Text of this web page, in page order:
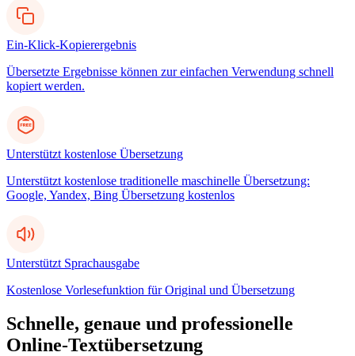
Ein-Klick-Kopierergebnis
Übersetzte Ergebnisse können zur einfachen Verwendung schnell
kopiert werden.
Unterstützt kostenlose Übersetzung
Unterstützt kostenlose traditionelle maschinelle Übersetzung:
Google, Yandex, Bing Übersetzung kostenlos
Unterstützt Sprachausgabe
Kostenlose Vorlesefunktion für Original und Übersetzung
Schnelle, genaue und professionelle
Online-Textübersetzung